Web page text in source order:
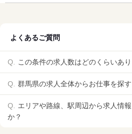
よくあるご質問
この条件の求人数はどのくらいあ
群馬県の求人全体からお仕事を探
エリアや路線、駅周辺から求人情
か？